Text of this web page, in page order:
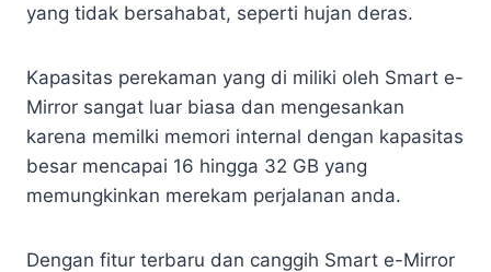
yang tidak bersahabat, seperti hujan deras.
Kapasitas perekaman yang di miliki oleh Smart e-
Mirror sangat luar biasa dan mengesankan
karena memilki memori internal dengan kapasitas
besar mencapai 16 hingga 32 GB yang
memungkinkan merekam perjalanan anda.
Dengan fitur terbaru dan canggih Smart e-Mirror